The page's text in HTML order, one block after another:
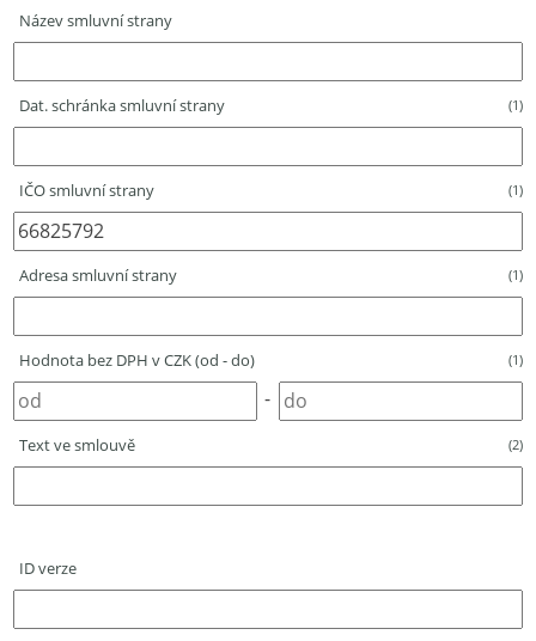
Název smluvní strany
Dat. schránka smluvní strany (1)
IČO smluvní strany (1)
Adresa smluvní strany (1)
Hodnota bez DPH v CZK (od - do) (1)
-
Text ve smlouvě (2)
ID verze